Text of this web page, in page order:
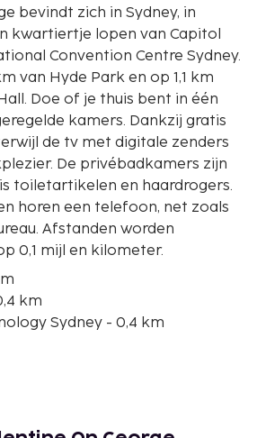
bevindt zich in Sydney, in
kwartiertje lopen van Capitol
Convention Centre Sydney.
van Hyde Park en op 1,1 km
Doe of je thuis bent in één
kamers. Dankzij gratis
de tv met digitale zenders
De privébadkamers zijn
toiletartikelen en haardrogers.
horen een telefoon, net zoals
Afstanden worden
0,1 mijl en kilometer.
km
Sydney - 0,4 km